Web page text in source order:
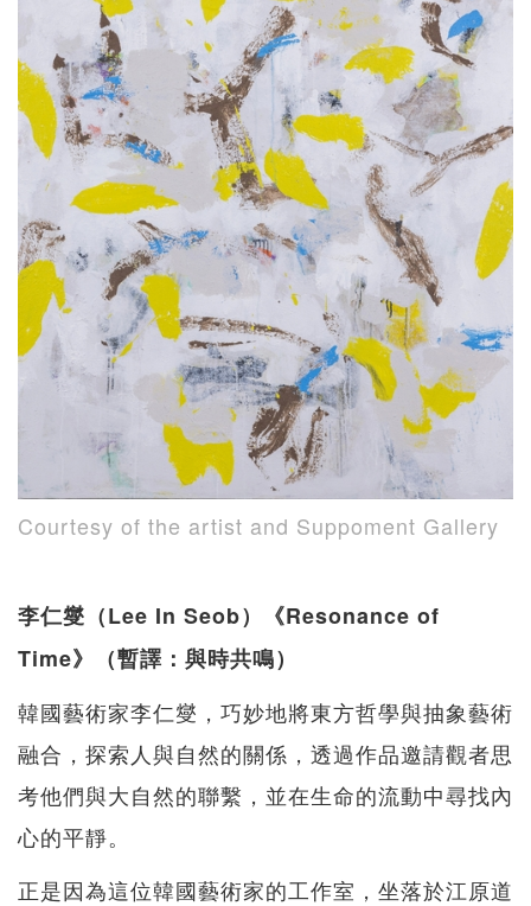
Courtesy of the artist and Suppoment Gallery
李仁燮（Lee In Seob）《Resonance of
Time》（暫譯：與時共鳴）
韓國藝術家李仁燮，巧妙地將東方哲學與抽象藝術
融合，探索人與自然的關係，透過作品邀請觀者思
考他們與大自然的聯繫，並在生命的流動中尋找內
心的平靜。
正是因為這位韓國藝術家的工作室，坐落於江原道